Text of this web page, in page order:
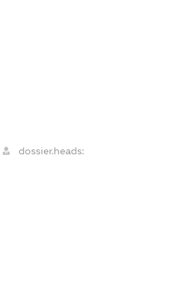
dossier.heads: